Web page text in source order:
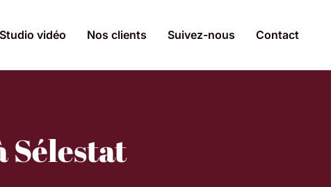
Studio vidéo Nos clients Suivez-nous Contact
Sélestat